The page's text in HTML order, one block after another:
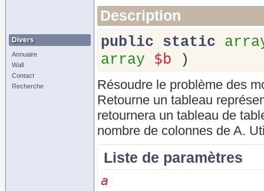
Divers
Annuaire
Wall
Contact
Recherche
Description
public
static
array
$b )
Résoudre le problème des
Retourne un tableau
retournera un tableau de
nombre de colonnes de A.
Liste de paramètres
a